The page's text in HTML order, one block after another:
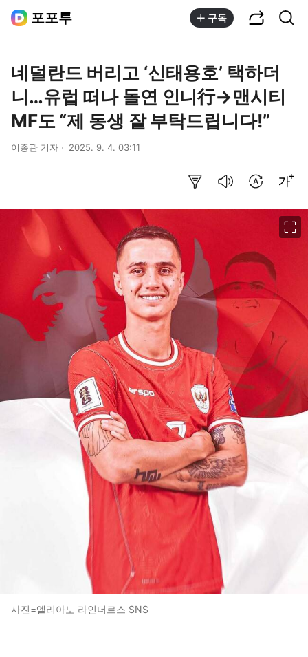
포포투 구독
네덜란드 버리고 ‘신태용호’ 택하더
니…유럽 떠나 돌연 인니行→맨시티
MF도 “제 동생 잘 부탁드립니다!”
이종관 기자 2025. 9. 4. 03:11
사진=엘리아노 라인더르스 SNS